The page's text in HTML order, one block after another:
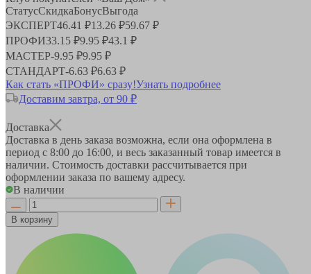
СтатусСкидкаБонусВыгода
ЭКСПЕРТ46.41 ₽13.26 ₽59.67 ₽
ПРОФИ33.15 ₽9.95 ₽43.1 ₽
МАСТЕР-9.95 ₽9.95 ₽
СТАНДАРТ-6.63 ₽6.63 ₽
Как стать «ПРОФИ» сразу!Узнать подробнее
Доставим завтра, от 90 ₽
Доставка
Доставка в день заказа возможна, если она оформлена в
период с 8:00 до 16:00, и весь заказанный товар имеется в
наличии. Стоимость доставки рассчитывается при
оформлении заказа по вашему адресу.
В наличии
В корзину